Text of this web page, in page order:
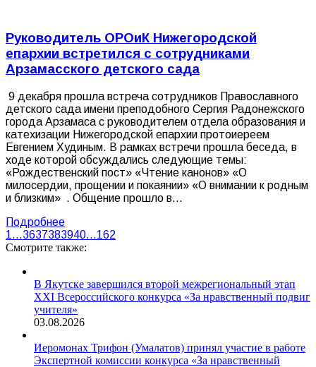
Руководитель ОРОиК Нижегородской
епархии встретился с сотрудниками
Арзамасского детского сада
9 декабря прошла встреча сотрудников Православного
детского сада имени преподобного Сергия Радонежского
города Арзамаса с руководителем отдела образования и
катехизации Нижегородской епархии протоиереем
Евгением Худиным. В рамках встречи прошла беседа, в
ходе которой обсуждались следующие темы:
«Рождественский пост» «Чтение канонов» «О
милосердии, прощении и покаянии» «О внимании к родным
и близким» . Общение прошло в…
Подробнее
1…3637383940…162
Смотрите также:
В Якутске завершился второй межрегиональный этап
XXI Всероссийского конкурса «За нравственный подвиг
учителя»
03.08.2026
Иеромонах Трифон (Умалатов) принял участие в работе
Экспертной комиссии конкурса «За нравственный